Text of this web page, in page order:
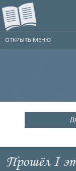
ОТКРЫТЬ МЕНЮ
Прошёл I